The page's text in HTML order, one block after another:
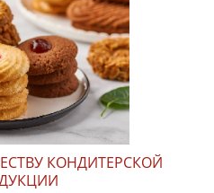
КОНДИТЕРСКОЙ